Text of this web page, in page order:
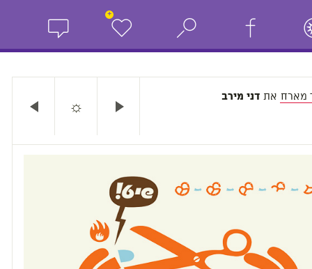
+
מארח את דני מירב
☼